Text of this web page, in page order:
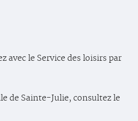
avec le Service des loisirs par
de Sainte-Julie, consultez le